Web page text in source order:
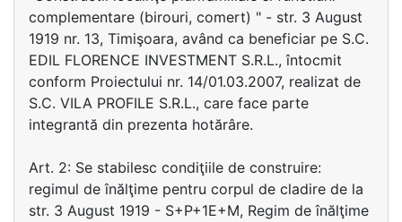
complementare (birouri, comert) " - str. 3 August
1919 nr. 13, Timişoara, având ca beneficiar pe S.C.
EDIL FLORENCE INVESTMENT S.R.L., întocmit
conform Proiectului nr. 14/01.03.2007, realizat de
S.C. VILA PROFILE S.R.L., care face parte
integrantă din prezenta hotărâre.
Art. 2: Se stabilesc condiţiile de construire:
regimul de înălţime pentru corpul de cladire de la
str. 3 August 1919 - S+P+1E+M, Regim de înălţime